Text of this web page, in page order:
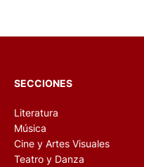
SECCIONES
Literatura
Música
Cine y Artes Visuales
Teatro y Danza